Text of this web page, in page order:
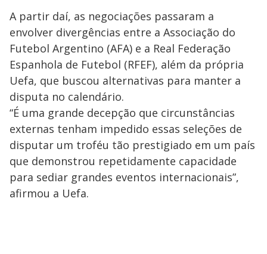
A partir daí, as negociações passaram a
envolver divergências entre a Associação do
Futebol Argentino (AFA) e a Real Federação
Espanhola de Futebol (RFEF), além da própria
Uefa, que buscou alternativas para manter a
disputa no calendário.
“É uma grande decepção que circunstâncias
externas tenham impedido essas seleções de
disputar um troféu tão prestigiado em um país
que demonstrou repetidamente capacidade
para sediar grandes eventos internacionais”,
afirmou a Uefa.